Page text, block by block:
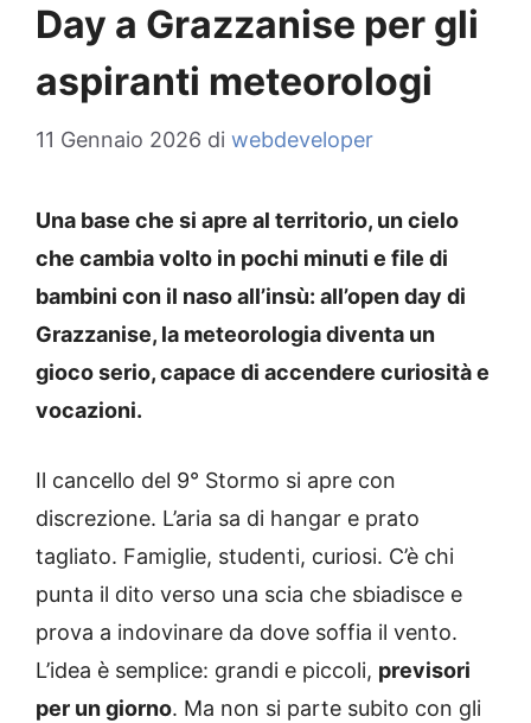
Day a Grazzanise per gli
aspiranti meteorologi
11 Gennaio 2026 di webdeveloper
Una base che si apre al territorio, un cielo
che cambia volto in pochi minuti e file di
bambini con il naso all’insù: all’open day di
Grazzanise, la meteorologia diventa un
gioco serio, capace di accendere curiosità e
vocazioni.
Il cancello del 9° Stormo si apre con
discrezione. L’aria sa di hangar e prato
tagliato. Famiglie, studenti, curiosi. C’è chi
punta il dito verso una scia che sbiadisce e
prova a indovinare da dove soffia il vento.
L’idea è semplice: grandi e piccoli, previsori
per un giorno. Ma non si parte subito con gli